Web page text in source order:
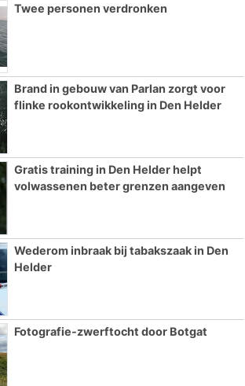
Twee personen verdronken
Brand in gebouw van Parlan zorgt voor
flinke rookontwikkeling in Den Helder
Gratis training in Den Helder helpt
volwassenen beter grenzen aangeven
Wederom inbraak bij tabakszaak in Den
Helder
Fotografie-zwerftocht door Botgat